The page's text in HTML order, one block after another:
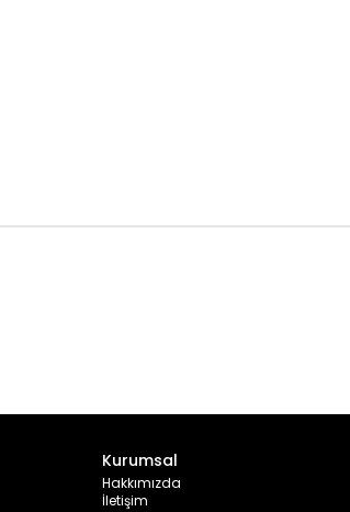
Kurumsal
Hakkımızda
İletişim